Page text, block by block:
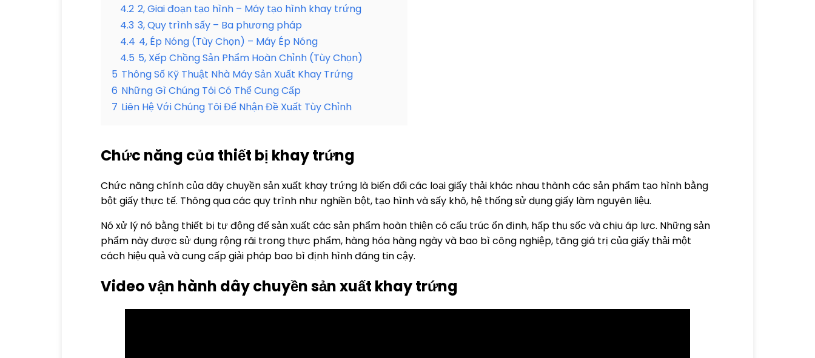
4.2 2, Giai đoạn tạo hình – Máy tạo hình khay trứng
4.3 3, Quy trình sấy – Ba phương pháp
4.4 4, Ép Nóng (Tùy Chọn) – Máy Ép Nóng
4.5 5, Xếp Chồng Sản Phẩm Hoàn Chỉnh (Tùy Chọn)
5 Thông Số Kỹ Thuật Nhà Máy Sản Xuất Khay Trứng
6 Những Gì Chúng Tôi Có Thể Cung Cấp
7 Liên Hệ Với Chúng Tôi Để Nhận Đề Xuất Tùy Chỉnh
Chức năng của thiết bị khay trứng
Chức năng chính của dây chuyền sản xuất khay trứng là biến đổi các loại giấy thải khác nhau thành các sản phẩm tạo hình bằng
bột giấy thực tế. Thông qua các quy trình như nghiền bột, tạo hình và sấy khô, hệ thống sử dụng giấy làm nguyên liệu.
Nó xử lý nó bằng thiết bị tự động để sản xuất các sản phẩm hoàn thiện có cấu trúc ổn định, hấp thụ sốc và chịu áp lực. Những sản
phẩm này được sử dụng rộng rãi trong thực phẩm, hàng hóa hàng ngày và bao bì công nghiệp, tăng giá trị của giấy thải một
cách hiệu quả và cung cấp giải pháp bao bì định hình đáng tin cậy.
Video vận hành dây chuyền sản xuất khay trứng